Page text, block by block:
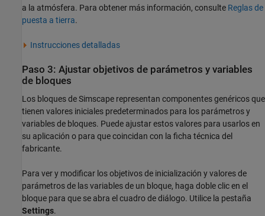
a la atmósfera. Para obtener más información, consulte Reglas de
puesta a tierra.
Instrucciones detalladas
Paso 3: Ajustar objetivos de parámetros y variables
de bloques
Los bloques de Simscape representan componentes genéricos que
tienen valores iniciales predeterminados para los parámetros y
variables de bloques. Puede ajustar estos valores para usarlos en
su aplicación o para que coincidan con la ficha técnica del
fabricante.
Para ver y modificar los objetivos de inicialización y valores de
parámetros de las variables de un bloque, haga doble clic en el
bloque para que se abra el cuadro de diálogo. Utilice la pestaña
Settings.